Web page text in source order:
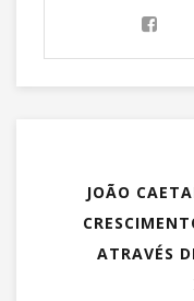
JOÃO
ATRAVÉS